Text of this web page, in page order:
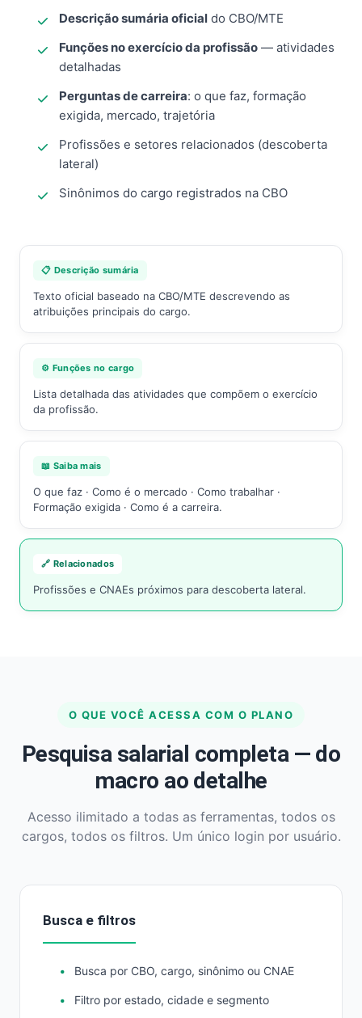
Descrição sumária oficial do CBO/MTE
Funções no exercício da profissão — atividades
detalhadas
Perguntas de carreira: o que faz, formação
exigida, mercado, trajetória
Profissões e setores relacionados (descoberta
lateral)
Sinônimos do cargo registrados na CBO
📋 Descrição sumária
Texto oficial baseado na CBO/MTE descrevendo as
atribuições principais do cargo.
⚙️ Funções no cargo
Lista detalhada das atividades que compõem o exercício
da profissão.
📖 Saiba mais
O que faz · Como é o mercado · Como trabalhar ·
Formação exigida · Como é a carreira.
🔗 Relacionados
Profissões e CNAEs próximos para descoberta lateral.
O QUE VOCÊ ACESSA COM O PLANO
Pesquisa salarial completa — do
macro ao detalhe
Acesso ilimitado a todas as ferramentas, todos os
cargos, todos os filtros. Um único login por usuário.
Busca e filtros
Busca por CBO, cargo, sinônimo ou CNAE
Filtro por estado, cidade e segmento